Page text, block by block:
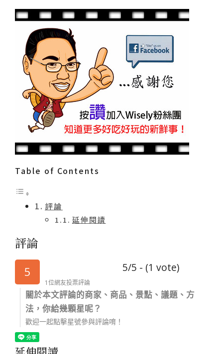
Table of Contents
評論
延伸閱讀
評論
5 5/5 - (1 vote)
1位網友投票評論
關於本文評論的商家、商品、景點、議題、方
法，你給幾顆星呢？
歡迎一起點擊星號參與評論唷！